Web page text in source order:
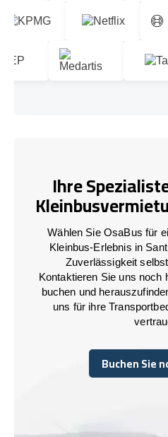
Ihre
Wählen Sie OsaBus für
Kleinbus-Erlebnis in
Zuverlässigkeit
Kontaktieren Sie uns noch
buchen und
uns für ihre
Buchen Sie
Buchen Sie